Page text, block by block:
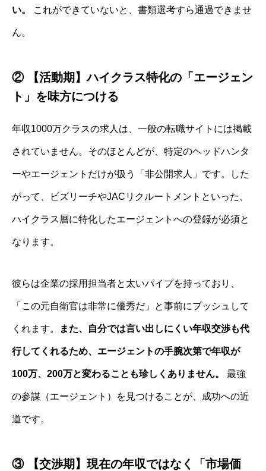
い。 これができていないと、書類選考すら通過できませ
ん。
② 【活動期】ハイクラス特化の「エージェン
ト」を味方につける
年収1000万クラスの求人は、一般の転職サイトには掲載
されていません。そのほとんどが、特定のヘッドハンタ
ーやエージェントだけが扱う「非公開求人」です。した
がって、ビズリーチやJACリクルートメントといった、
ハイクラス層に特化したエージェントへの登録が必須と
なります。
彼らは企業の採用担当者と太いパイプを持っており、
「この元自衛官は非常に優秀だ」と事前にプッシュして
くれます。 また、自分では言い出しにくい年収交渉も代
行してくれるため、エージェントの手腕次第で年収が
100万、200万と変わることも珍しくありません。 最強
の参謀（エージェント）を見つけることが、成功への近
道です。
③ 【交渉期】現在の年収ではなく「市場価